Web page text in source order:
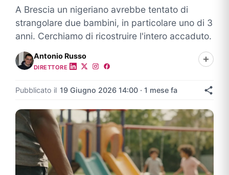
A Brescia un nigeriano avrebbe tentato di
strangolare due bambini, in particolare uno di 3
anni. Cerchiamo di ricostruire l'intero accaduto.
Antonio Russo
DIRETTORE
Pubblicato il 19 Giugno 2026 14:00 · 1 mese fa